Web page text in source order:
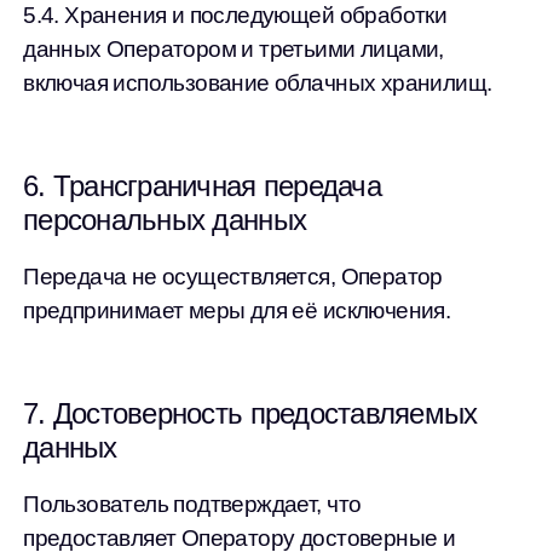
5.4. Хранения и последующей обработки
данных Оператором и третьими лицами,
включая использование облачных хранилищ.
6. Трансграничная передача
персональных данных
Передача не осуществляется, Оператор
предпринимает меры для её исключения.
7. Достоверность предоставляемых
данных
Пользователь подтверждает, что
предоставляет Оператору достоверные и